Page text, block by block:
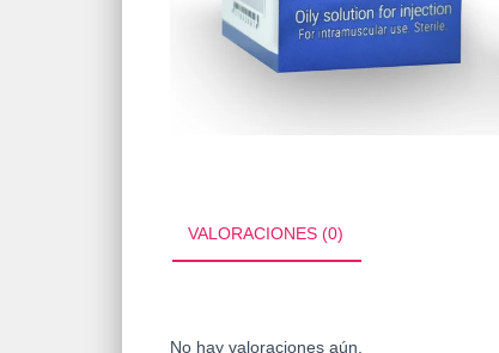
VALORACIONES (0)
No hay valoraciones aún.